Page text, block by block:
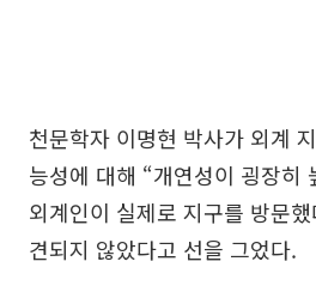
천문학자 이명현 박사가 외계
능성에 대해 “개연성이 굉장히
외계인이 실제로 지구를 방문
견되지 않았다고 선을 그었다.